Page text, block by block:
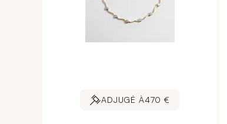
ADJUGÉ À470 €